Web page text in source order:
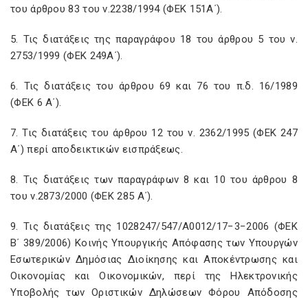
του άρθρου 83 του ν.2238/1994 (ΦΕΚ 151Α΄).
5. Τις διατάξεις της παραγράφου 18 του άρθρου 5 του ν.
2753/1999 (ΦΕΚ 249Α΄).
6. Τις διατάξεις του άρθρου 69 και 76 του π.δ. 16/1989
(ΦΕΚ 6 Α΄).
7. Τις διατάξεις του άρθρου 12 του ν. 2362/1995 (ΦΕΚ 247
Α΄) περί αποδεικτικών εισπράξεως.
8. Τις διατάξεις των παραγράφων 8 και 10 του άρθρου 8
του ν.2873/2000 (ΦΕΚ 285 Α΄).
9. Τις διατάξεις της 1028247/547/Α0012/17−3−2006 (ΦΕΚ
Β΄ 389/2006) Κοινής Υπουργικής Απόφασης των Υπουργών
Εσωτερικών Δημόσιας Διοίκησης και Αποκέντρωσης και
Οικονομίας και Οικονομικών, περί της Ηλεκτρονικής
Υποβολής των Οριστικών Δηλώσεων Φόρου Απόδοσης